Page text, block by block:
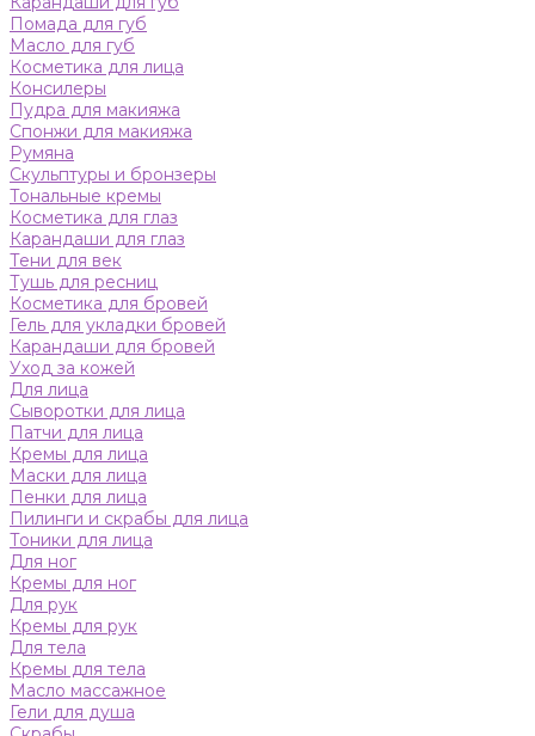
Помада для губ
Масло для губ
Косметика для лица
Консилеры
Пудра для макияжа
Спонжи для макияжа
Румяна
Скульптуры и бронзеры
Тональные кремы
Косметика для глаз
Карандаши для глаз
Тени для век
Тушь для ресниц
Косметика для бровей
Гель для укладки бровей
Карандаши для бровей
Уход за кожей
Для лица
Сыворотки для лица
Патчи для лица
Кремы для лица
Маски для лица
Пенки для лица
Пилинги и скрабы для лица
Тоники для лица
Для ног
Кремы для ног
Для рук
Кремы для рук
Для тела
Кремы для тела
Масло массажное
Гели для душа